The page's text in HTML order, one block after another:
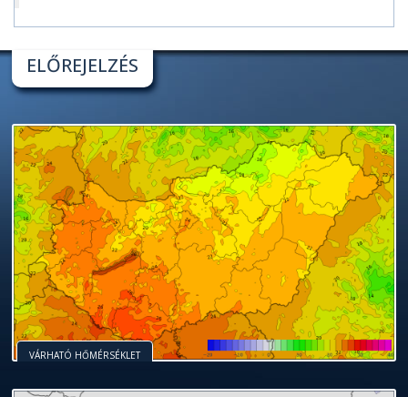
ELŐREJELZÉS
VÁRHATÓ HŐMÉRSÉKLET